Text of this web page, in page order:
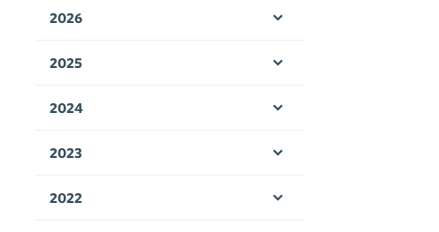
2026
2025
2024
2023
2022